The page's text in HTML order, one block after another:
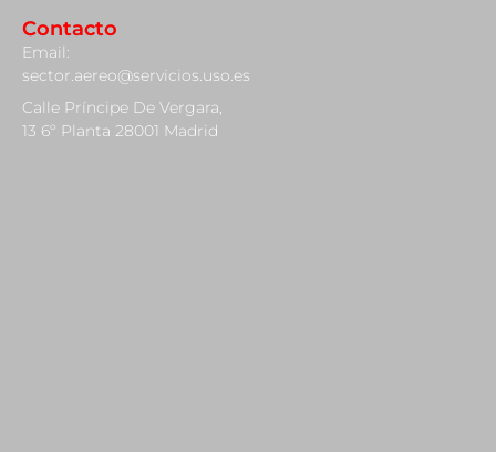
Contacto
Email:
sector.aereo@servicios.uso.es
Calle Príncipe De Vergara,
13 6º Planta 28001 Madrid